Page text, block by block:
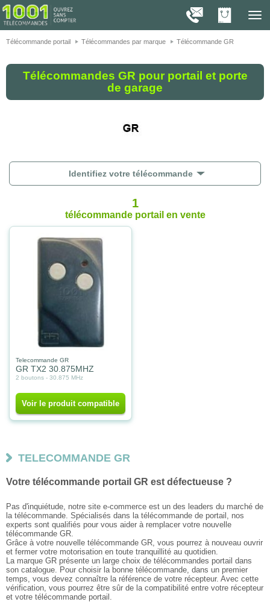
1001
Télécommande portail
Télécommandes par marque Télécommande GR
Télécommandes GR pour portail et porte
de garage
Identifiez votre télécommande
1
télécommande portail en vente
Telecommande GR
GR TX2 30.875MHZ
2 boutons - 30.875 MHz
Voir le produit compatible
TELECOMMANDE GR
Votre télécommande portail GR est défectueuse ?
Pas d'inquiétude, notre site e-commerce est un des leaders du marché de
la télécommande. Spécialisés dans la télécommande de portail, nos
experts sont qualifiés pour vous aider à remplacer votre nouvelle
télécommande GR.
Grâce à votre nouvelle télécommande GR, vous pourrez à nouveau ouvrir
et fermer votre motorisation en toute tranquillité au quotidien.
La marque GR présente un large choix de télécommandes portail dans
son catalogue. Pour choisir la bonne télécommande, dans un premier
temps, vous devez connaître la référence de votre récepteur. Avec cette
vérification, vous pourrez être sûr de la compatibilité entre votre récepteur
et votre télécommande portail.
On vous présente nos cookies !